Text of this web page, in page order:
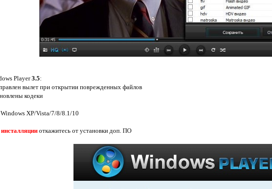
Player3.5:
вылет при открытии поврежденных файлов
кодеки
Windows XP/Vista/7/8/8.1/10
откажитесь от установки доп. ПО